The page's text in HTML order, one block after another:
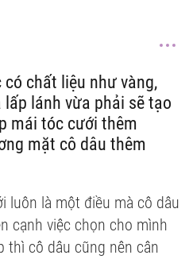
chất liệu như vàng,
lánh vừa phải sẽ tạo
mái tóc cưới thêm
mặt cô dâu thêm
luôn là một điều mà cô dâu
cạnh việc chọn cho mình
thì cô dâu cũng nên cân